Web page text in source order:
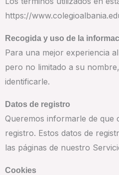
https://
Recogida y uso de la
Para una mejor experiencia
pero no limitado a su
identificarle.
Datos de registro
Queremos informarle de que
registro. Estos datos de
las páginas de nuestro
Cookies